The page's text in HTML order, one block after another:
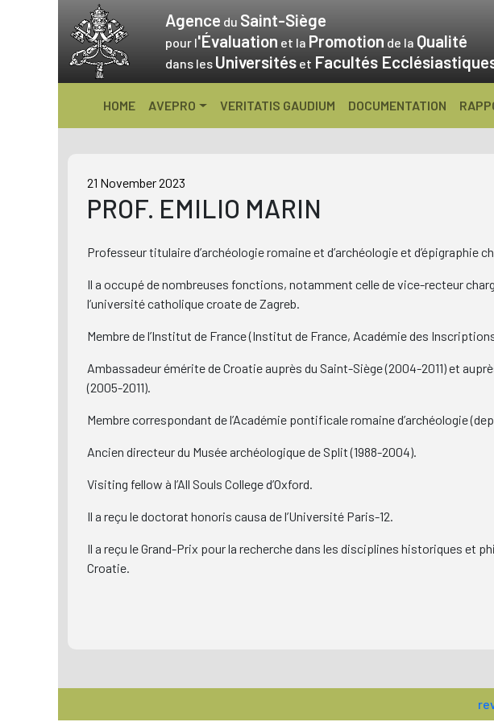
content
Agence du Saint-Siège
pour l'Évaluation et la Promotion de la Qualité
dans les Universités et Facultés
HOME AVEPRO VERITATIS GAUDIUM DOCUMENTATION
21 November 2023
PROF. EMILIO MARIN
Professeur titulaire d’archéologie romaine et d’archéologie et d’épigraphie
Il a occupé de nombreuses fonctions, notamment celle de vice-recteur
l’université catholique croate de Zagreb.
Membre de l’Institut de France (Institut de France, Académie des
Ambassadeur émérite de Croatie auprès du Saint-Siège (2004-2011) et
(2005-2011).
Membre correspondant de l’Académie pontificale romaine d’archéologie
Ancien directeur du Musée archéologique de Split (1988-2004).
Visiting fellow à l’All Souls College d’Oxford.
Il a reçu le doctorat honoris causa de l’Université Paris-12.
Il a reçu le Grand-Prix pour la recherche dans les disciplines historiques et
Croatie.